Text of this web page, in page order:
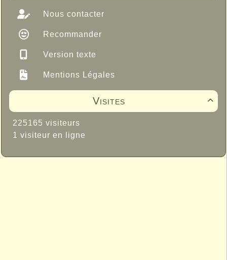
Nous contacter
Recommander
Version texte
Mentions Légales

Visites
225165 visiteurs
1 visiteur en ligne